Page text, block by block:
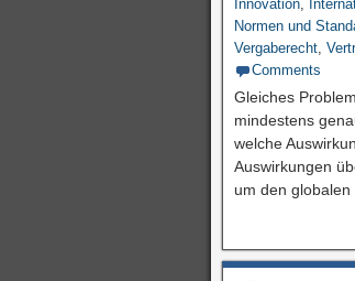
Innovation,
Normen und
Vergaberecht,
Comments
Gleiches
mindestens
welche
Auswirkungen
um den